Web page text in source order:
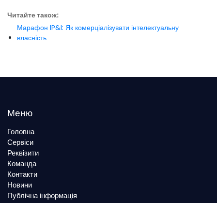
Читайте також:
Марафон IP&I: Як комерціалізувати інтелектуальну
власність
Меню
Головна
Сервіси
Реквізити
Команда
Контакти
Новини
Публічна інформація